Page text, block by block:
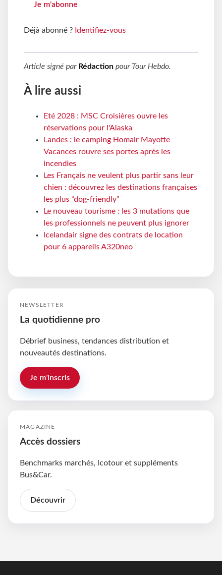
Je m'abonne
Déjà abonné ? Identifiez-vous
Article signé par Rédaction pour Tour Hebdo.
À lire aussi
Eté 2028 : MSC Croisières ouvre les
réservations pour l'Alaska
Landes : le camping Homair Mayotte
Vacances rouvre ses portes après les
incendies
Les Français ne veulent plus partir sans leur
chien : découvrez les destinations françaises
les plus “dog-friendly”
Le nouveau tourisme : les 3 mutations que
les professionnels ne peuvent plus ignorer
Icelandair signe des contrats de location
pour 6 appareils A320neo
NEWSLETTER
La quotidienne pro
Débrief business, tendances distribution et
nouveautés destinations.
Je m'inscris
MAGAZINE
Accès dossiers
Benchmarks marchés, Icotour et suppléments
Bus&Car.
Découvrir